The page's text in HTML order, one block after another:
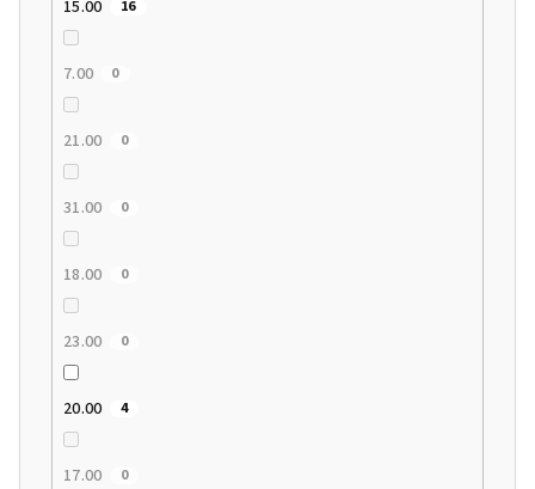
15.00 16
7.00 0
21.00 0
31.00 0
18.00 0
23.00 0
20.00 4
17.00 0